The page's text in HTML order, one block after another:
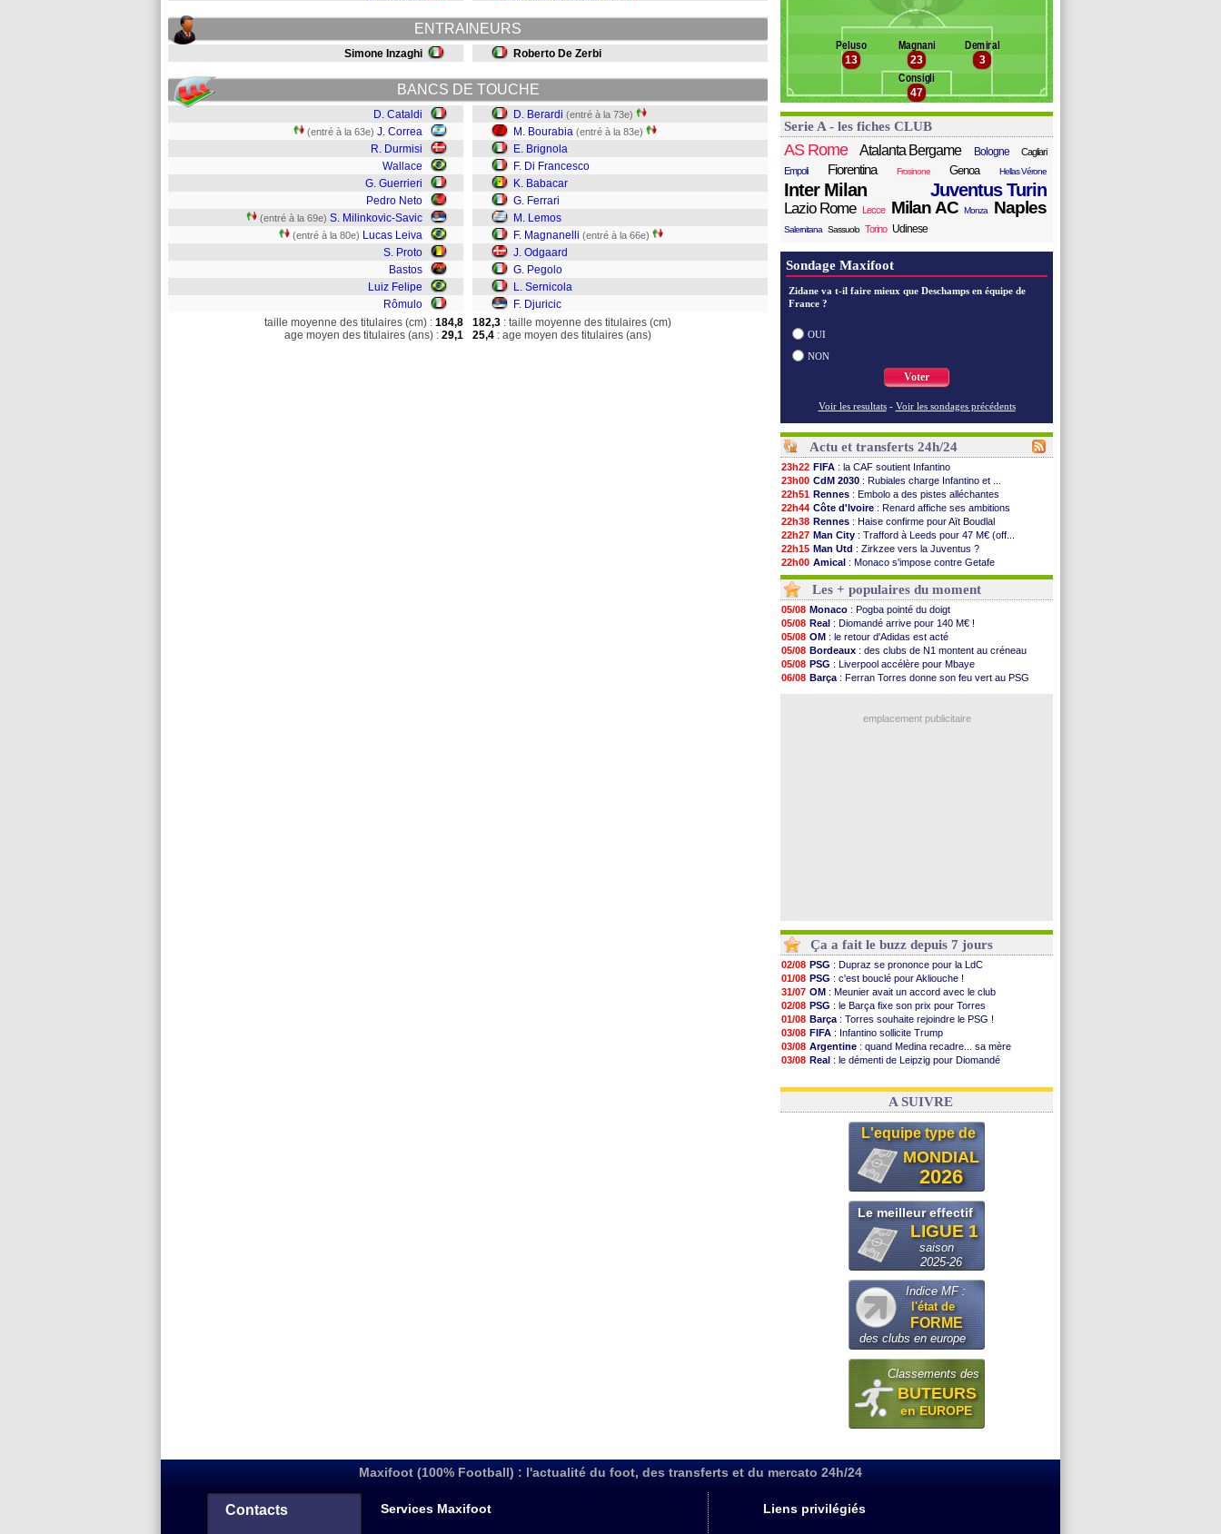
ENTRAINEURS
Simone Inzaghi Roberto De Zerbi
BANCS DE TOUCHE
D. Cataldi
(entré à la 63e) J. Correa
R. Durmisi
Wallace
G. Guerrieri
Pedro Neto
(entré à la 69e) S. Milinkovic-Savic
(entré à la 80e) Lucas Leiva
S. Proto
Bastos
Luiz Felipe
Rômulo
D. Berardi (entré à la 73e)
M. Bourabia (entré à la 83e)
E. Brignola
F. Di Francesco
K. Babacar
G. Ferrari
M. Lemos
F. Magnanelli (entré à la 66e)
J. Odgaard
G. Pegolo
L. Sernicola
F. Djuricic
taille moyenne des titulaires (cm) : 184,8
age moyen des titulaires (ans) : 29,1
182,3 : taille moyenne des titulaires (cm)
25,4 : age moyen des titulaires (ans)
Rômulo
Babacar
Lemos
Magnanelli
Pegolo
Sernicola
Djuricic
47
Consigli
3
Demiral
23
Magnani
13
Peluso
Serie A - les fiches CLUB
AS Rome Atalanta Bergame Bologne
Cagliari
Empoli
Fiorentina Frosinone Genoa Hellas Vérone
Inter Milan Juventus Turin
Lazio Rome Lecce Milan AC Monza Naples
Salernitana Sassuolo Torino Udinese
Sondage Maxifoot
Zidane va t-il faire mieux que Deschamps en équipe de
France ?
OUI
NON
Voter
Voir les resultats - Voir les sondages précédents
Actu et transferts 24h/24
23h22 FIFA : la CAF soutient Infantino
23h00 CdM 2030 : Rubiales charge Infantino et ...
22h51 Rennes : Embolo a des pistes alléchantes
22h44 Côte d'Ivoire : Renard affiche ses ambitions
22h38 Rennes : Haise confirme pour Aït Boudlal
22h27 Man City : Trafford à Leeds pour 47 M€ (off...
22h15 Man Utd : Zirkzee vers la Juventus ?
22h00 Amical : Monaco s'impose contre Getafe
21h48 Nantes: Der Zakarian et sa relation avec Kita
21h39
OM: le club prêt à libérer Kondogbia ?
21h26 Monaco: le message touchant d'Akliouche
21h05
FIFA: Tebas en remet une couche
20h47
FIFA : l'UEFA maintient la pression
20h30
PSG: Tebas encense Luis Enrique
20h18
Real: Vinicius jusqu'en 2032 (officiel)
20h04
Lyon: Mangala va rejoindre Getafe
19h47
OM: une offre refusée pour Aguerd
: Akliouche a signé (officiel)
Les + populaires du moment
05/08 Monaco : Pogba pointé du doigt
05/08 Real : Diomandé arrive pour 140 M€ !
05/08 OM : le retour d'Adidas est acté
05/08 Bordeaux : des clubs de N1 montent au créneau
05/08 PSG : Liverpool accélère pour Mbaye
06/08 Barça : Ferran Torres donne son feu vert au PSG
emplacement publicitaire
Ça a fait le buzz depuis 7 jours
02/08 PSG : Dupraz se prononce pour la LdC
01/08 PSG : c'est bouclé pour Akliouche !
31/07 OM : Meunier avait un accord avec le club
02/08 PSG : le Barça fixe son prix pour Torres
01/08 Barça : Torres souhaite rejoindre le PSG !
03/08 FIFA : Infantino sollicite Trump
03/08 Argentine : quand Medina recadre... sa mère
03/08 Real : le démenti de Leipzig pour Diomandé
31/07 FIFA: le conseiller d'Infantino démissionne !
A SUIVRE
L'equipe type de
MONDIAL
2026
Le meilleur effectif
LIGUE 1
saison
2025-26
Indice MF :
l'état de
FORME
des clubs en europe
Classements des
BUTEURS
en EUROPE
Maxifoot (100% Football) : l'actualité du foot, des transferts et du mercato 24h/24
Contacts Services Maxifoot Liens privilégiés